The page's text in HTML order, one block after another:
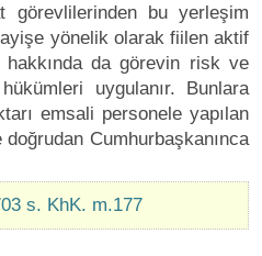
görevlilerinden bu yerleşim
yönelik olarak fiilen aktif
da görevin risk ve
uygulanır. Bunlara
emsali personele yapılan
Cumhurbaşkanınca
s. KhK. m.177